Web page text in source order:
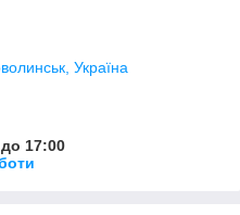
Україна
17:00